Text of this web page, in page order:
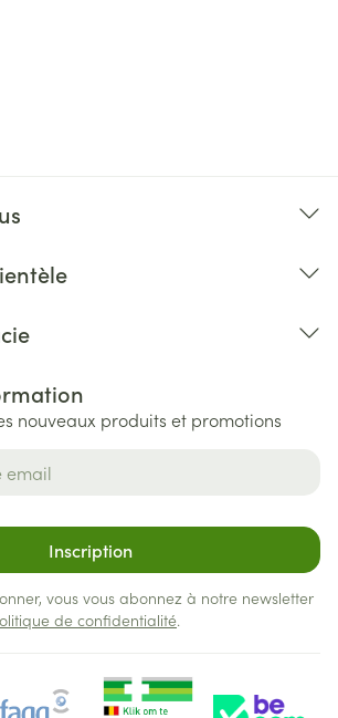
une période de moins de 4 jours par
médecin vous recommandera ce
de votre maladie. Si
période de 4 jours ou plus par
plus de 4 semaines), votre
plus longue. Concernant l'urticaire,
et vous devez donc suivre les
médecin.
nouveaux produits et promotions
Inscription
vous vous abonnez à notre newsletter
de confidentialité.